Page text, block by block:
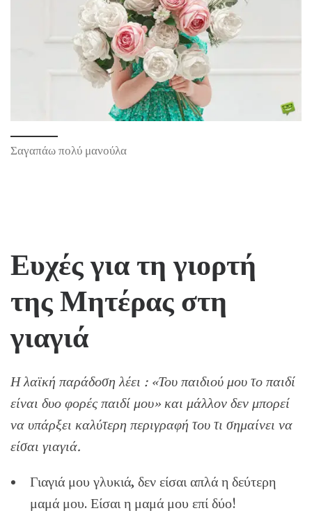
Σαγαπάω πολύ μανούλα
Ευχές για τη γιορτή
της Μητέρας στη
γιαγιά
Η λαϊκή παράδοση λέει : «Του παιδιού μου το παιδί
είναι δυο φορές παιδί μου» και μάλλον δεν μπορεί
να υπάρξει καλύτερη περιγραφή του τι σημαίνει να
είσαι γιαγιά.
Γιαγιά μου γλυκιά, δεν είσαι απλά η δεύτερη
μαμά μου. Είσαι η μαμά μου επί δύο!